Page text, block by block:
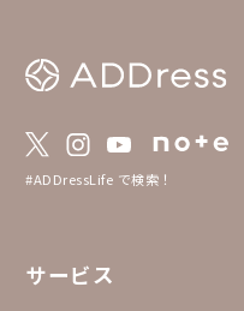
#ADDressLife で検索！
サービス